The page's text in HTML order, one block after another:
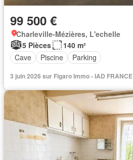
99 500 €
Charleville-Mézières, L'echelle
5 Pièces
140 m²
Cave
Piscine Parking
3 juin 2026 sur Figaro Immo - IAD FRANCE